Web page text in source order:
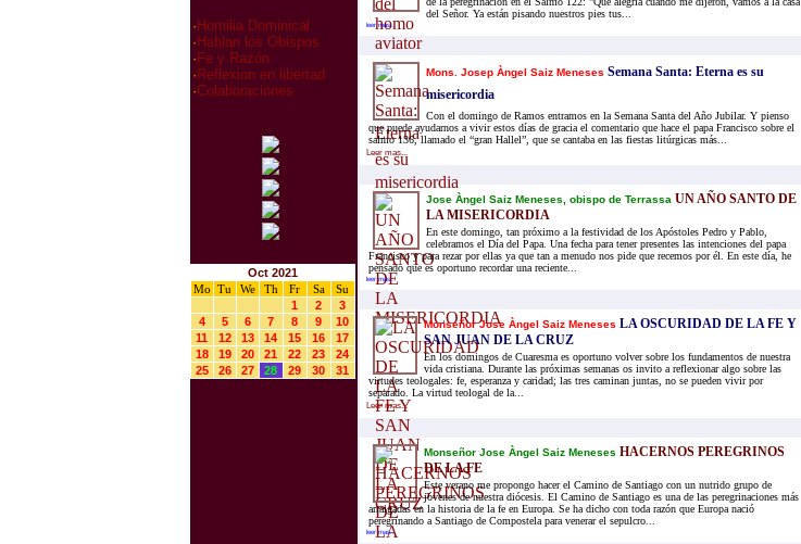
· Homilia Dominical
· Hablan los Obispos
· Fe y Razón
· Reflexion en libertad
·Colaboraciones
Oct 2021
Mo Tu We Th Fr Sa
Su
1
2
3
4
5 6 7 8 9
10
11
12 13 14 15 16
17
18
19 20 21 22 23
24
25
26 27 28 29 30 31
del Señor. Ya están pisando nuestros pies tus...
leer mas...
Mons. Josep Àngel Saiz Meneses Semana Santa: Eterna es su
misericordia
Con el domingo de Ramos entramos en la Semana Santa del Año Jubilar. Y pienso
que puede ayudarnos a vivir estos días de gracia el comentario que hace el papa Francisco sobre el
salmo 136, llamado el “gran Hallel”, que se cantaba en las fiestas litúrgicas más...
Leer mas...
Jose Àngel Saiz Meneses, obispo de TerrassaUN AÑO SANTO DE
LA MISERICORDIA
En este domingo, tan próximo a la festividad de los Apóstoles Pedro y Pablo,
celebramos el Día del Papa. Una fecha para tener presentes las intenciones del papa
Francisco y para rezar por ellas ya que tan a menudo nos pide que recemos por él. En este día, he
pensado que es oportuno recordar una reciente...
leer mas...
Monseñor Jose Àngel Saiz Meneses LA OSCURIDAD DE LA FE Y
SAN JUAN DE LA CRUZ
En los domingos de Cuaresma es oportuno volver sobre los fundamentos de nuestra
vida cristiana. Durante las próximas semanas os invito a reflexionar algo sobre las
virtudes teologales: fe, esperanza y caridad; las tres caminan juntas, no se pueden vivir por
separado. La virtud teologal de la...
Leer mas...
Monseñor Jose Àngel Saiz Meneses HACERNOS PEREGRINOS
DE LA FE
Este verano me propongo hacer el Camino de Santiago con un nutrido grupo de
jóvenes de nuestra diócesis. El Camino de Santiago es una de las peregrinaciones más
arraigadas en la historia de la fe en Europa. Se ha dicho con toda razón que Europa nació
peregrinando a Santiago de Compostela para venerar el sepulcro...
leer mas...